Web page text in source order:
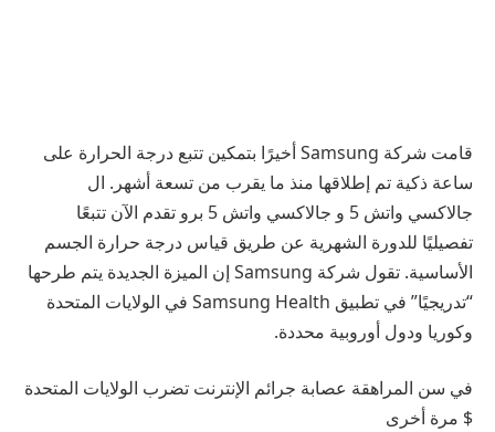
قامت شركة Samsung أخيرًا بتمكين تتبع درجة الحرارة على
ساعة ذكية تم إطلاقها منذ ما يقرب من تسعة أشهر. ال
جالاكسي واتش 5
و جالاكسي واتش 5 برو
تقدم الآن تتبعًا
تفصيليًا للدورة الشهرية عن طريق قياس درجة حرارة الجسم
الأساسية. تقول شركة Samsung إن الميزة الجديدة يتم طرحها
“تدريجيًا” في تطبيق Samsung Health في الولايات المتحدة
وكوريا ودول أوروبية محددة.
في سن المراهقة عصابة جرائم الإنترنت تضرب الولايات المتحدة
$ مرة أخرى